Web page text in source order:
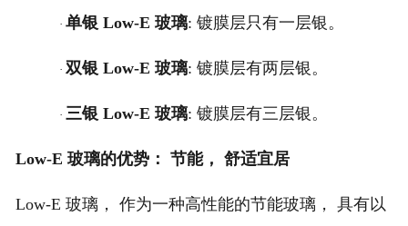
· 单银 Low-E 玻璃: 镀膜层只有一层银。
· 双银 Low-E 玻璃: 镀膜层有两层银。
· 三银 Low-E 玻璃: 镀膜层有三层银。
Low-E 玻璃的优势： 节能， 舒适宜居
Low-E 玻璃， 作为一种高性能的节能玻璃， 具有以